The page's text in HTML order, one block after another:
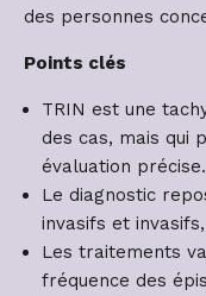
des personnes
Points clés
TRIN est une
des cas, mais qui
évaluation précise.
Le diagnostic
invasifs et
Les traitements
fréquence des